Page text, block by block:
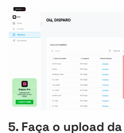
5. Faça o upload